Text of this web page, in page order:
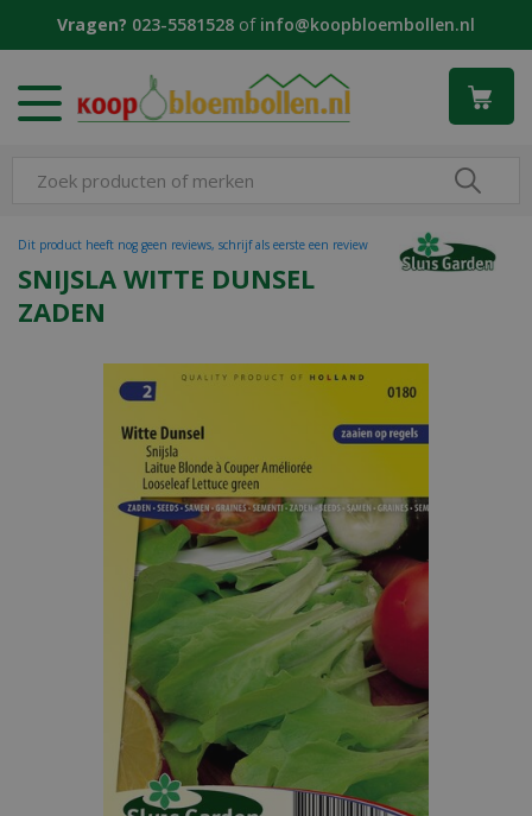
Vragen? 023-5581528 of info@koopbloembollen.nl
SNIJSLA WITTE DUNSEL
ZADEN
Dit product heeft nog geen reviews, schrijf als eerste een review